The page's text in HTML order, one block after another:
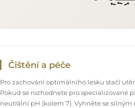
Čištění a péče
Pro zachování optimálního lesku stačí
Pokud se rozhodnete pro specializované
neutrální pH (kolem 7). Vyhněte se